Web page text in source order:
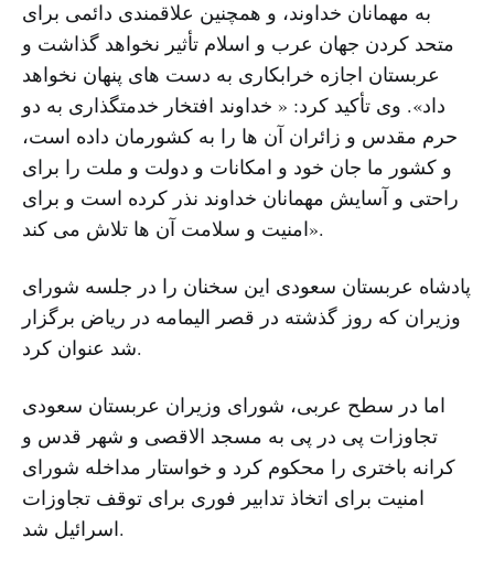
به مهمانان خداوند، و همچنین علاقمندی دائمی برای
متحد کردن جهان عرب و اسلام تأثیر نخواهد گذاشت و
عربستان اجازه خرابکاری به دست های پنهان نخواهد
داد». وی تأکید کرد: « خداوند افتخار خدمتگذاری به دو
حرم مقدس و زائران آن ها را به کشورمان داده است،
و کشور ما جان خود و امکانات و دولت و ملت را برای
راحتی و آسایش مهمانان خداوند نذر کرده است و برای
امنیت و سلامت آن ها تلاش می کند».
پادشاه عربستان سعودی این سخنان را در جلسه شورای
وزیران که روز گذشته در قصر الیمامه در ریاض برگزار
شد عنوان کرد.
اما در سطح عربی، شورای وزیران عربستان سعودی
تجاوزات پی در پی به مسجد الاقصی و شهر قدس و
کرانه باختری را محکوم کرد و خواستار مداخله شورای
امنیت برای اتخاذ تدابیر فوری برای توقف تجاوزات
اسرائیل شد.